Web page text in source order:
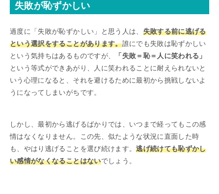
失敗が恥ずかしい
過度に「失敗が恥ずかしい」と思う人は、 失敗する前に逃げる
という選択をすることがあります。誰にでも失敗は恥ずかしい
という気持ちはあるものですが、
「失敗＝恥＝人に笑われる」
という等式ができあがり、人に笑われることに耐えられないと
いう心理になると、それを避けるために最初から挑戦しないよ
うになってしまいがちです。
しかし、最初から逃げるばかりでは、いつまで経ってもこの感
情はなくなりません。この先、似たような状況に直面した時
も、やはり逃げることを選び続けます。逃げ続けても恥ずかし
い感情がなくなることはないでしょう。